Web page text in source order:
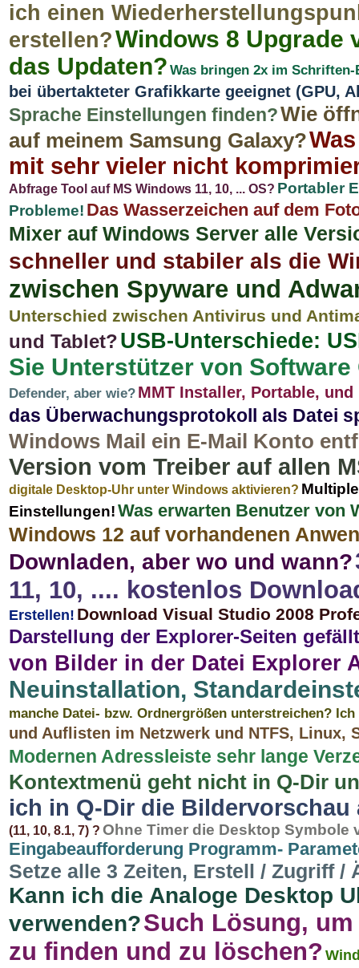
ich einen
erstellen?Windows 8 Upgrade
das Updaten? Was bringen 2x im
bei übertakteter Grafikkarte geeignet (GPU,
Sprache Einstellungen finden?Wie
auf meinem Samsung Galaxy?
mit sehr vieler nicht
Abfrage Tool auf MS Windows 11, 10, ... OS? Portabler
Probleme! Das Wasserzeichen auf dem
Mixer auf Windows Server alle
schneller und stabiler als die
zwischen Spyware und
Unterschied zwischen Antivirus und
und Tablet?USB-Unterschiede:
Sie Unterstützer von Software
Defender, aber wie? MMT Installer, Portable,
das Überwachungsprotokoll als Datei
Windows Mail ein E-Mail Konto
Version vom Treiber auf allen
digitale Desktop-Uhr unter Windows aktivieren?
Einstellungen!Was erwarten Benutzer von
Windows 12 auf vorhandenen
Downladen, aber wo und wann?
11, 10, .... kostenlos
Erstellen! Download Visual Studio 2008
Darstellung der Explorer-Seiten
von Bilder in der Datei Explorer
Neuinstallation,
manche Datei- bzw. Ordnergrößen unterstreichen?
und Auflisten im Netzwerk und NTFS, Linux,
Modernen Adressleiste sehr lange
Kontextmenü geht nicht in Q-Dir
ich in Q-Dir die Bildervorschau
(11, 10, 8.1, 7) ? Ohne Timer die Desktop
Eingabeaufforderung Programm-
Setze alle 3 Zeiten, Erstell / Zugriff
Kann ich die Analoge Desktop
verwenden?Such Lösung,
zu finden und zu löschen?